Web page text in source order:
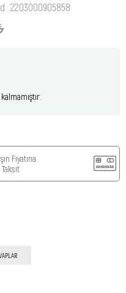
: 2203000905858
Fiyatına